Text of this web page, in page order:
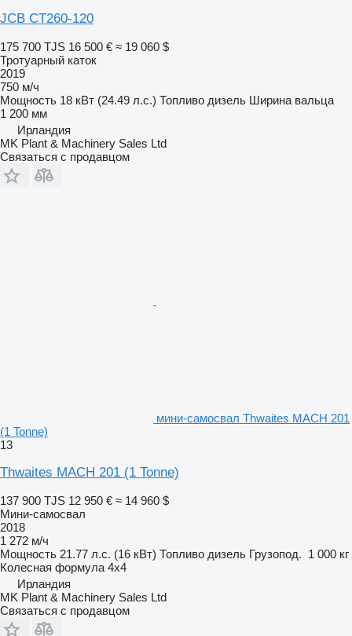
JCB CT260-120
175 700 TJS 16 500 € ≈ 19 060 $
Тротуарный каток
2019
750 м/ч
Мощность 18 кВт (24.49 л.с.) Топливо дизель Ширина вальца
1 200 мм
Ирландия
MK Plant & Machinery Sales Ltd
Связаться с продавцом
мини-самосвал Thwaites MACH 201
(1 Tonne)
13
Thwaites MACH 201 (1 Tonne)
137 900 TJS 12 950 € ≈ 14 960 $
Мини-самосвал
2018
1 272 м/ч
Мощность 21.77 л.с. (16 кВт) Топливо дизель Грузопод. 1 000 кг
Колесная формула 4x4
Ирландия
MK Plant & Machinery Sales Ltd
Связаться с продавцом